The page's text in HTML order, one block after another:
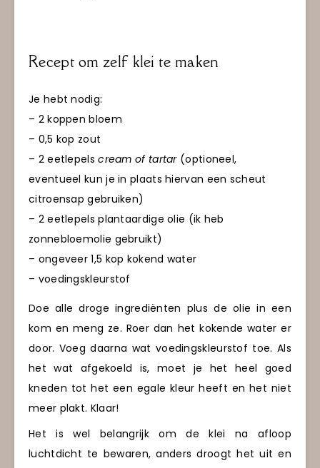
Recept om zelf klei te maken
Je hebt nodig:
– 2 koppen bloem
– 0,5 kop zout
– 2 eetlepelscream of tartar(optioneel,
eventueel kun je in plaats hiervan een scheut
citroensap gebruiken)
– 2 eetlepels plantaardige olie (ik heb
zonnebloemolie gebruikt)
– ongeveer 1,5 kop kokend water
– voedingskleurstof
Doe alle droge ingrediënten plus de olie in een
kom en meng ze. Roer dan het kokende water er
door. Voeg daarna wat voedingskleurstof toe. Als
het wat afgekoeld is, moet je het heel goed
kneden tot het een egale kleur heeft en het niet
meer plakt. Klaar!
Het is wel belangrijk om de klei na afloop
luchtdicht te bewaren, anders droogt het uit en